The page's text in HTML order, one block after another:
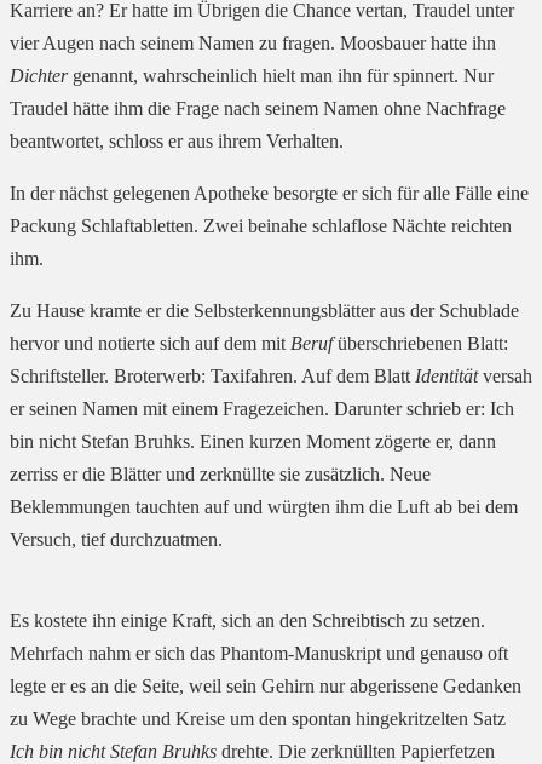
Karriere an? Er hatte im Übrigen die Chance vertan, Traudel unter
vier Augen nach seinem Namen zu fragen. Moosbauer hatte ihn
Dichtergenannt, wahrscheinlich hielt man ihn für spinnert. Nur
Traudel hätte ihm die Frage nach seinem Namen ohne Nachfrage
beantwortet, schloss er aus ihrem Verhalten.
In der nächst gelegenen Apotheke besorgte er sich für alle Fälle eine
Packung Schlaftabletten. Zwei beinahe schlaflose Nächte reichten
ihm.
Zu Hause kramte er die Selbsterkennungsblätter aus der Schublade
hervor und notierte sich auf dem mit Berufüberschriebenen Blatt:
Schriftsteller. Broterwerb: Taxifahren. Auf dem Blatt Identitätversah
er seinen Namen mit einem Fragezeichen. Darunter schrieb er: Ich
bin nicht Stefan Bruhks. Einen kurzen Moment zögerte er, dann
zerriss er die Blätter und zerknüllte sie zusätzlich. Neue
Beklemmungen tauchten auf und würgten ihm die Luft ab bei dem
Versuch, tief durchzuatmen.
Es kostete ihn einige Kraft, sich an den Schreibtisch zu setzen.
Mehrfach nahm er sich das Phantom-Manuskript und genauso oft
legte er es an die Seite, weil sein Gehirn nur abgerissene Gedanken
zu Wege brachte und Kreise um den spontan hingekritzelten Satz
Ich bin nicht Stefan Bruhks drehte. Die zerknüllten Papierfetzen